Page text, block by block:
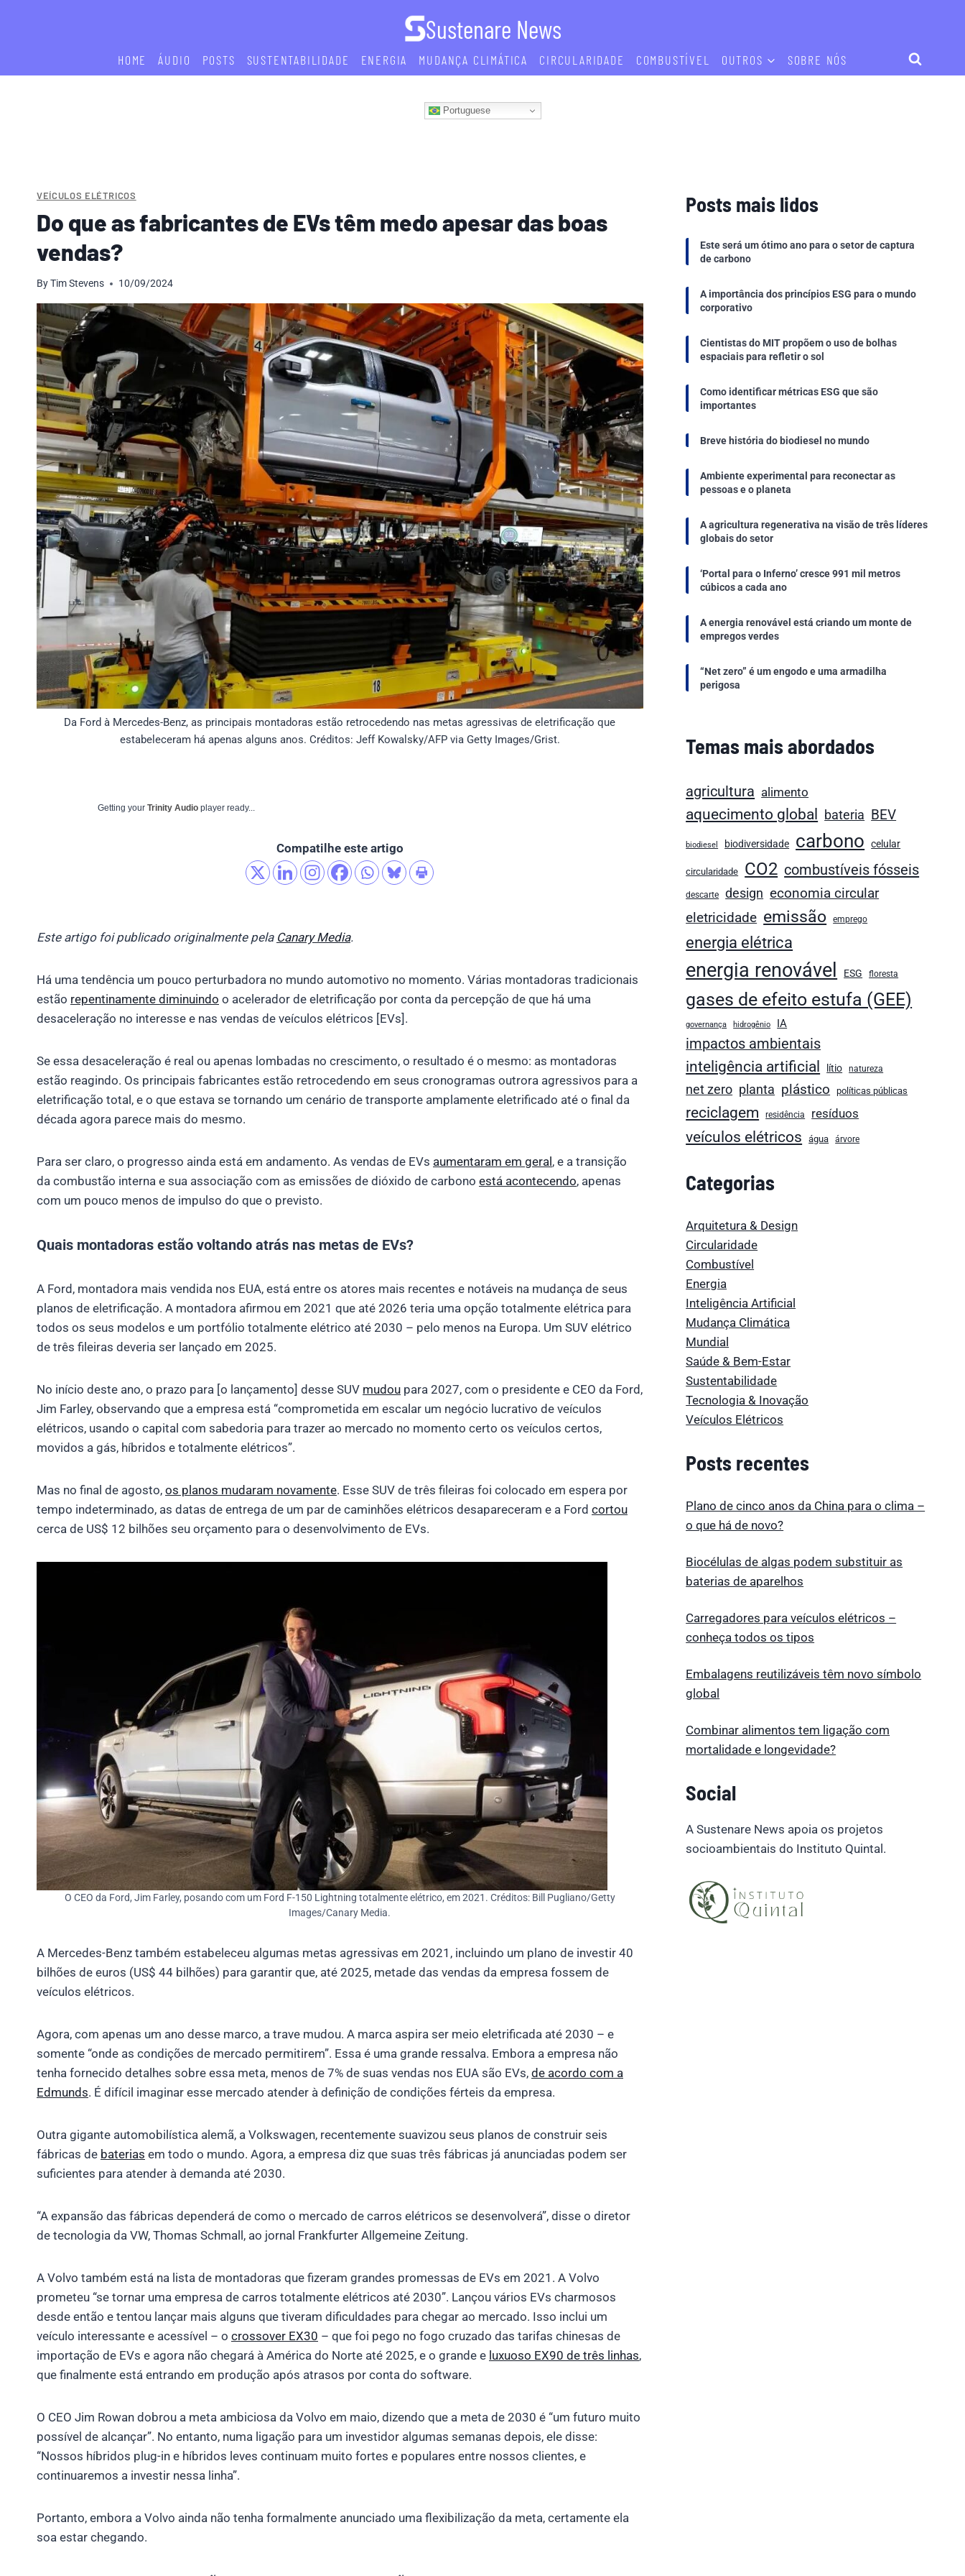
Sustenare News
HOME ÁUDIO POSTS SUSTENTABILIDADE ENERGIA MUDANÇA CLIMÁTICA CIRCULARIDADE COMBUSTÍVEL OUTROS SOBRE NÓS
Portuguese
VEÍCULOS ELÉTRICOS
Do que as fabricantes de EVs têm medo apesar das boas
vendas?
ByTim Stevens 10/09/2024
Da Ford à Mercedes-Benz, as principais montadoras estão retrocedendo nas metas agressivas de eletrificação que
estabeleceram há apenas alguns anos. Créditos: Jeff Kowalsky/AFP via Getty Images/Grist.
Getting your Trinity Audio player ready...
Compatilhe este artigo
Este artigo foi publicado originalmente pela Canary Media.
Há uma tendência um pouco perturbadora no mundo automotivo no momento. Várias montadoras tradicionais
estão repentinamente diminuindo o acelerador de eletrificação por conta da percepção de que há uma
desaceleração no interesse e nas vendas de veículos elétricos [EVs].
Se essa desaceleração é real ou apenas lombadas no crescimento, o resultado é o mesmo: as montadoras
estão reagindo. Os principais fabricantes estão retrocedendo em seus cronogramas outrora agressivos para a
eletrificação total, e o que estava se tornando um cenário de transporte amplamente eletrificado até o final da
década agora parece mais do mesmo.
Para ser claro, o progresso ainda está em andamento. As vendas de EVs aumentaram em geral, e a transição
da combustão interna e sua associação com as emissões de dióxido de carbono está acontecendo, apenas
com um pouco menos de impulso do que o previsto.
Quais montadoras estão voltando atrás nas metas de EVs?
A Ford, montadora mais vendida nos EUA, está entre os atores mais recentes e notáveis na mudança de seus
planos de eletrificação. A montadora afirmou em 2021 que até 2026 teria uma opção totalmente elétrica para
todos os seus modelos e um portfólio totalmente elétrico até 2030 – pelo menos na Europa. Um SUV elétrico
de três fileiras deveria ser lançado em 2025.
No início deste ano, o prazo para [o lançamento] desse SUV mudou para 2027, com o presidente e CEO da Ford,
Jim Farley, observando que a empresa está “comprometida em escalar um negócio lucrativo de veículos
elétricos, usando o capital com sabedoria para trazer ao mercado no momento certo os veículos certos,
movidos a gás, híbridos e totalmente elétricos”.
Mas no final de agosto, os planos mudaram novamente. Esse SUV de três fileiras foi colocado em espera por
tempo indeterminado, as datas de entrega de um par de caminhões elétricos desapareceram e a Ford cortou
cerca de US$ 12 bilhões seu orçamento para o desenvolvimento de EVs.
O CEO da Ford, Jim Farley, posando com um Ford F-150 Lightning totalmente elétrico, em 2021. Créditos: Bill Pugliano/Getty
Images/Canary Media.
A Mercedes-Benz também estabeleceu algumas metas agressivas em 2021, incluindo um plano de investir 40
bilhões de euros (US$ 44 bilhões) para garantir que, até 2025, metade das vendas da empresa fossem de
veículos elétricos.
Agora, com apenas um ano desse marco, a trave mudou. A marca aspira ser meio eletrificada até 2030 – e
somente “onde as condições de mercado permitirem”. Essa é uma grande ressalva. Embora a empresa não
tenha fornecido detalhes sobre essa meta, menos de 7% de suas vendas nos EUA são EVs, de acordo com a
Edmunds. É difícil imaginar esse mercado atender à definição de condições férteis da empresa.
Outra gigante automobilística alemã, a Volkswagen, recentemente suavizou seus planos de construir seis
fábricas de baterias em todo o mundo. Agora, a empresa diz que suas três fábricas já anunciadas podem ser
suficientes para atender à demanda até 2030.
“A expansão das fábricas dependerá de como o mercado de carros elétricos se desenvolverá”, disse o diretor
de tecnologia da VW, Thomas Schmall, ao jornal Frankfurter Allgemeine Zeitung.
A Volvo também está na lista de montadoras que fizeram grandes promessas de EVs em 2021. A Volvo
prometeu “se tornar uma empresa de carros totalmente elétricos até 2030”. Lançou vários EVs charmosos
desde então e tentou lançar mais alguns que tiveram dificuldades para chegar ao mercado. Isso inclui um
veículo interessante e acessível – o crossover EX30 – que foi pego no fogo cruzado das tarifas chinesas de
importação de EVs e agora não chegará à América do Norte até 2025, e o grande e luxuoso EX90 de três linhas,
que finalmente está entrando em produção após atrasos por conta do software.
O CEO Jim Rowan dobrou a meta ambiciosa da Volvo em maio, dizendo que a meta de 2030 é “um futuro muito
possível de alcançar”. No entanto, numa ligação para um investidor algumas semanas depois, ele disse:
“Nossos híbridos plug-in e híbridos leves continuam muito fortes e populares entre nossos clientes, e
continuaremos a investir nessa linha”.
Portanto, embora a Volvo ainda não tenha formalmente anunciado uma flexibilização da meta, certamente ela
soa estar chegando.
Posts mais lidos
Este será um ótimo ano para o setor de captura
de carbono
A importância dos princípios ESG para o mundo
corporativo
Cientistas do MIT propõem o uso de bolhas
espaciais para refletir o sol
Como identificar métricas ESG que são
importantes
Breve história do biodiesel no mundo
Ambiente experimental para reconectar as
pessoas e o planeta
A agricultura regenerativa na visão de três líderes
globais do setor
‘Portal para o Inferno’ cresce 991 mil metros
cúbicos a cada ano
A energia renovável está criando um monte de
empregos verdes
“Net zero” é um engodo e uma armadilha
perigosa
Temas mais abordados
agricultura alimento
aquecimento global bateria BEV
biodiesel biodiversidade carbono celular
circularidade CO2 combustíveis fósseis
descarte design economia circular
eletricidade emissão emprego
energia elétrica
energia renovável ESG floresta
gases de efeito estufa (GEE)
governança hidrogênio IA
impactos ambientais
inteligência artificial lítio natureza
net zero planta plástico políticas públicas
reciclagem residência resíduos
veículos elétricos água árvore
Categorias
Arquitetura & Design
Circularidade
Combustível
Energia
Inteligência Artificial
Mudança Climática
Mundial
Saúde & Bem-Estar
Sustentabilidade
Tecnologia & Inovação
Veículos Elétricos
Posts recentes
Plano de cinco anos da China para o clima –
o que há de novo?
Biocélulas de algas podem substituir as
baterias de aparelhos
Carregadores para veículos elétricos –
conheça todos os tipos
Embalagens reutilizáveis têm novo símbolo
global
Combinar alimentos tem ligação com
mortalidade e longevidade?
Social
A Sustenare News apoia os projetos
socioambientais do Instituto Quintal.